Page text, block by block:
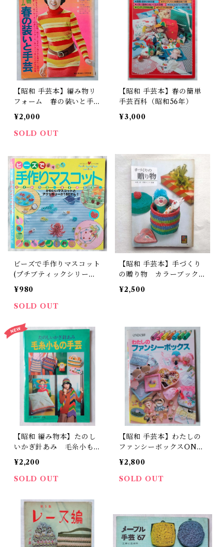
【昭和 手芸本】編み物リ
フォーム 春の装いと手芸
（昭和47年）
¥2,000
SOLD OUT
【昭和 手芸本】春の簡単
手芸百科（昭和56年）
¥3,000
ビーズで手作りマスコット
(プチブティックシリーズ
141)
¥980
SOLD OUT
【昭和 手芸本】手づくり
の贈り物 カラーブックス
（昭和51年）
¥2,500
【昭和 編み物本】たのし
いかぎ針あみ 毛糸小もの
手芸（昭和50年）
¥2,200
SOLD OUT
【昭和 手芸本】わたしの
ファンシーボックスOND
ORI（昭和59年）
¥2,800
SOLD OUT